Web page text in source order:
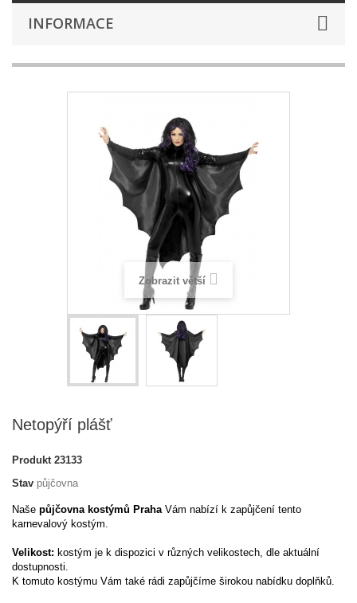
INFORMACE
Zobrazit větší
Netopýří plášť
Produkt 23133
Stav půjčovna
Naše půjčovna kostýmů PrahaVám nabízí k zapůjčení tento
karnevalový kostým.
Velikost: kostým je k dispozici v různých velikostech, dle aktuální
dostupnosti.
K tomuto kostýmu Vám také rádi zapůjčíme širokou nabídku doplňků.